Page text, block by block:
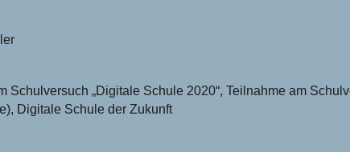
„Digitale Schule 2020“, Teilnahme am
Digitale Schule der Zukunft